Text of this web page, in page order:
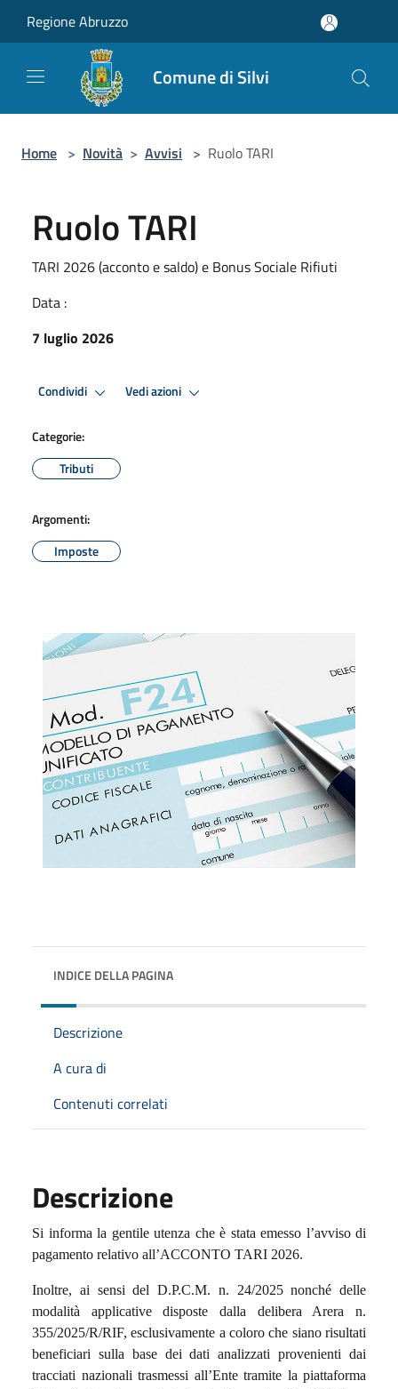
Regione Abruzzo
Comune di Silvi
Home > Novità > Avvisi > Ruolo TARI
Ruolo TARI
TARI 2026 (acconto e saldo) e Bonus Sociale Rifiuti
Data :
7 luglio 2026
Condividi Vedi azioni
Categorie:
Tributi
Argomenti:
Imposte
INDICE DELLA PAGINA
Descrizione
A cura di
Contenuti correlati
Descrizione
Si informa la gentile utenza che è stata emesso l’avviso di
pagamento relativo all’ACCONTO TARI 2026.
Inoltre, ai sensi del D.P.C.M. n. 24/2025 nonché delle
modalità applicative disposte dalla delibera Arera n.
355/2025/R/RIF, esclusivamente a coloro che siano risultati
beneficiari sulla base dei dati analizzati provenienti dai
tracciati nazionali trasmessi all’Ente tramite la piattaforma